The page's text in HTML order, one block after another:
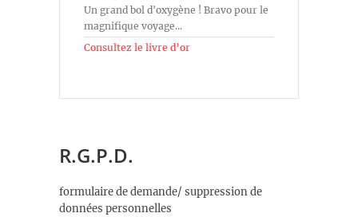
Un grand bol d'oxygène ! Bravo pour le
magnifique voyage...
Consultez le livre d’or
R.G.P.D.
formulaire de demande/ suppression de
données personnelles